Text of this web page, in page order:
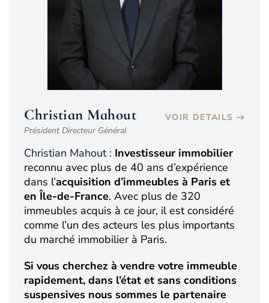
Christian Mahout
Président Directeur Général
VOIR DETAILS
Christian Mahout : Investisseur immobilier
reconnu avec plus de 40 ans d’expérience
dans l’acquisition d’immeubles à Paris et
en Île-de-France. Avec plus de 320
immeubles acquis à ce jour, il est considéré
comme l’un des acteurs les plus importants
du marché immobilier à Paris.
Si vous cherchez à vendre votre immeuble
rapidement, dans l’état et sans conditions
suspensives nous sommes le partenaire